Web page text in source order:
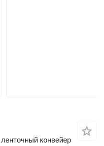
конвейер